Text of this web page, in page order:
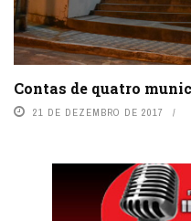
Contas de quatro
21 DE DEZEMBRO DE 2017